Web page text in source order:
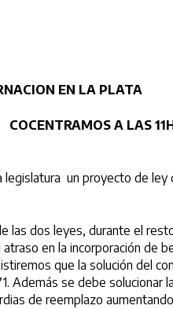
EN LA PLATA
COCENTRAMOS A LAS
un proyecto de
las dos leyes, durante el
en la incorporación de
que la solución del
Además se debe solucionar
de reemplazo